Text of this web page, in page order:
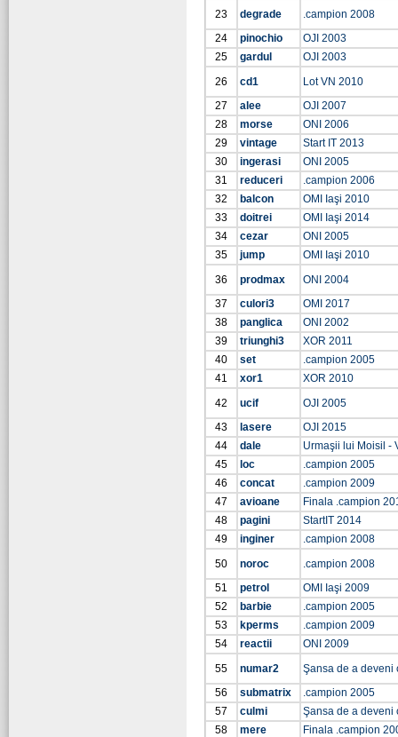
23
degrade
.campion 2008
24
pinochio
OJI 2003
25
gardul
OJI 2003
26
cd1
Lot VN 2010
27
alee
OJI 2007
28
morse
ONI 2006
29
vintage
Start IT 2013
30
ingerasi
ONI 2005
31
reduceri
.campion 2006
32
balcon
OMI Iaşi 2010
33
doitrei
OMI Iaşi 2014
34
cezar
ONI 2005
35
jump
OMI Iaşi 2010
36
prodmax
ONI 2004
37
culori3
OMI 2017
38
panglica
ONI 2002
39
triunghi3
XOR 2011
40
set
.campion 2005
41
xor1
XOR 2010
42
ucif
OJI 2005
43
lasere
OJI 2015
44
dale
Urmaşii lui Moisil -
45
loc
.campion 2005
46
concat
.campion 2009
47
avioane
Finala .campion
48
pagini
StartIT 2014
49
inginer
.campion 2008
50
noroc
.campion 2008
51
petrol
OMI Iaşi 2009
52
barbie
.campion 2005
53
kperms
.campion 2009
54
reactii
ONI 2009
55
numar2
Şansa de a deveni
56
submatrix
.campion 2005
57
culmi
Şansa de a deveni
58
mere
Finala .campion